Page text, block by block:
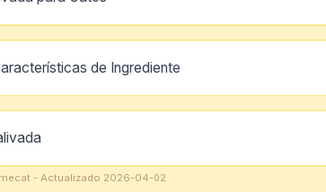
de Ingrediente
- Actualizado 2026-04-02